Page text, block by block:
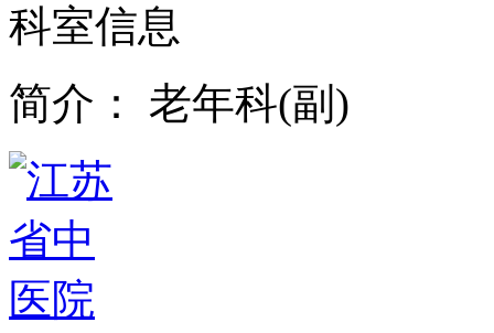
科室信息
简介：
老年科(副)